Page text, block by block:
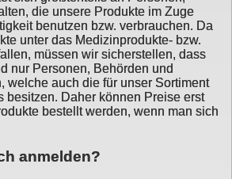
die unsere Produkte im Zuge
benutzen bzw. verbrauchen. Da
unter das Medizinprodukte- bzw.
müssen wir sicherstellen, dass
nur Personen, Behörden und
welche auch die für unser Sortiment
besitzen. Daher können Preise erst
bestellt werden, wenn man sich
anmelden?